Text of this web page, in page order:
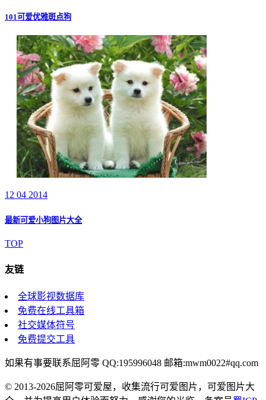
101可爱优雅斑点狗
12 04 2014
最新可爱小狗图片大全
TOP
友链
全球影视数据库
免费在线工具箱
社交媒体符号
免费提交工具
如果有事要联系屈阿零 QQ:195996048 邮箱:mwm0022#qq.com
© 2013-2026屈阿零可爱屋，收集流行可爱图片，可爱图片大